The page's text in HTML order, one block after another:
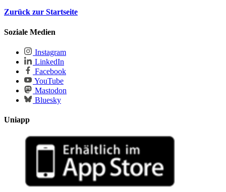
Zurück zur Startseite
Soziale Medien
Instagram
LinkedIn
Facebook
YouTube
Mastodon
Bluesky
Uniapp